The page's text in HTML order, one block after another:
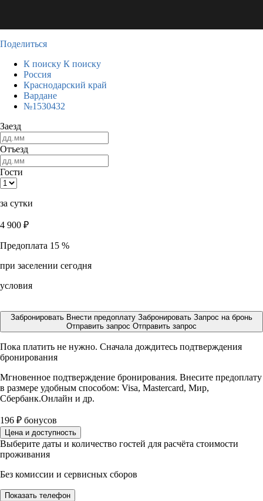
Поделиться
К поиску К поиску
Россия
Краснодарский край
Вардане
№1530432
Заезд
Отъезд
Гости
за сутки
4 900 ₽
Предоплата 15 %
при заселении сегодня
условия
Забронировать Внести предоплату Забронировать Запрос на бронь
Отправить запрос Отправить запрос
Пока платить не нужно. Сначала дождитесь подтверждения
бронирования
Мгновенное подтверждение бронирования. Внесите предоплату
в размере удобным способом: Visa, Mastercard, Мир,
Сбербанк.Онлайн и др.
196 ₽ бонусов
Цена и доступность
Выберите даты и количество гостей для расчёта стоимости
проживания
Без комиссии и сервисных сборов
Показать телефон